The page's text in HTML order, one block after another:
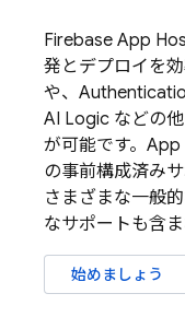
Firebase App
発とデプロイを
や、
AI Logic などの
が可能です。 App
の事前構成済み
さまざまな一般
なサポートも含ま
始めましょう